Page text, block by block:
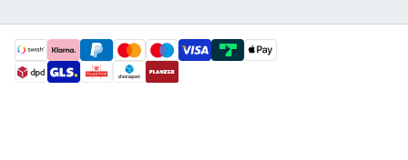
payment methods
shipment methods